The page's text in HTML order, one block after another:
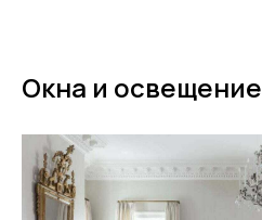
Окна и освещение